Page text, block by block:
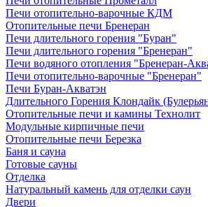
Печи отопительно-варочные КДМ
Отопительные печи Бренеран
Печи длительного горения "Буран"
Печи длительного горения "Бренеран"
Печи водяного отопления "Бренеран-
Печи отопительно-варочные "Бренеран"
Печи Буран-Акватэн
Длительного Горения Клондайк
Отопительные печи и камины Технолит
Модульные кирпичные печи
Отопительные печи Березка
Баня и сауна
Готовые сауны
Отделка
Натуральный камень для отделки саун
Двери